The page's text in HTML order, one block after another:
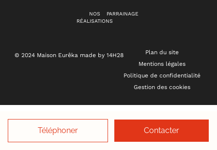
Téléphoner Contacter
NOS
RÉALISATIONS
PARRAINAGE
© 2024 Maison Eurêka made by 14H28
Plan du site
Mentions légales
Politique de confidentialité
Gestion des cookies